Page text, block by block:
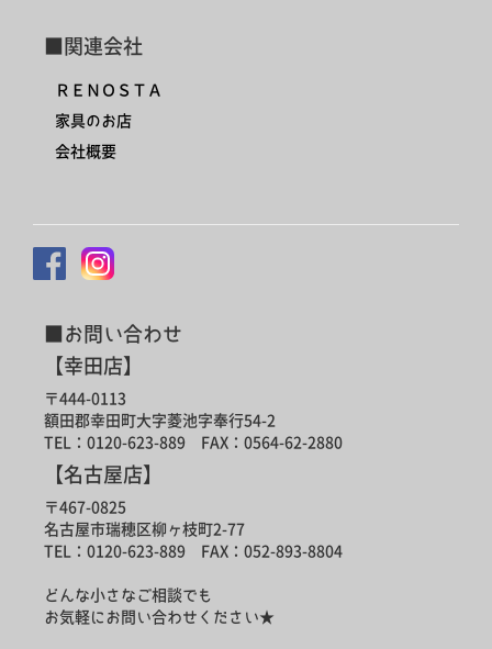
■関連会社
ＲＥＮＯＳＴＡ
家具のお店
会社概要
■お問い合わせ
【幸田店】
〒444-0113
額田郡幸田町大字菱池字奉行54-2
TEL：0120-623-889 FAX：0564-62-2880
【名古屋店】
〒467-0825
名古屋市瑞穂区柳ヶ枝町2-77
TEL：0120-623-889 FAX：052-893-8804
どんな小さなご相談でも
お気軽にお問い合わせください★